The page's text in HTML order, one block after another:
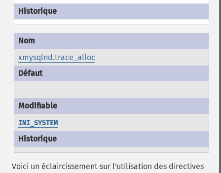
xmysqlnd.trace_alloc
INI_SYSTEM
Voici un éclaircissement sur l'utilisation des directives